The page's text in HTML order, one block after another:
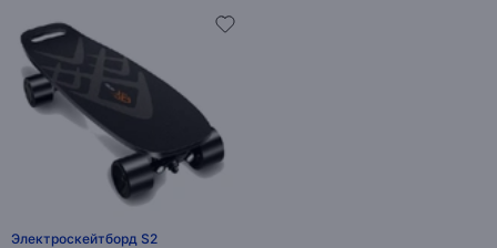
Электроскейтборд S2